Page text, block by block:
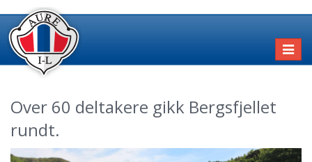
Over 60 deltakere gikk Bergsfjellet
rundt.